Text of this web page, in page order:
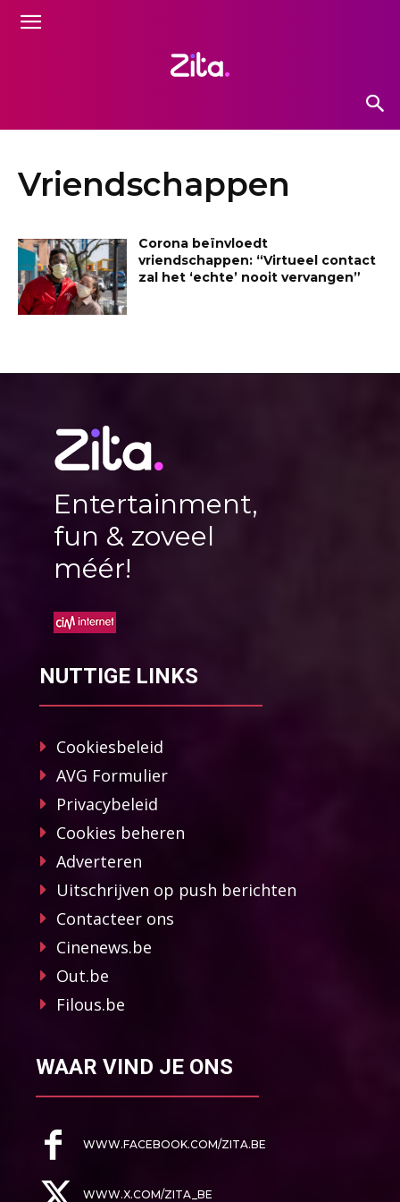
Vriendschappen
Corona beïnvloedt
vriendschappen: “Virtueel contact
zal het ‘echte’ nooit vervangen”
Entertainment,
fun & zoveel
méér!
NUTTIGE LINKS
Cookiesbeleid
AVG Formulier
Privacybeleid
Cookies beheren
Adverteren
Uitschrijven op push berichten
Contacteer ons
Cinenews.be
Out.be
Filous.be
WAAR VIND JE ONS
WWW.FACEBOOK.COM/ZITA.BE
WWW.X.COM/ZITA_BE